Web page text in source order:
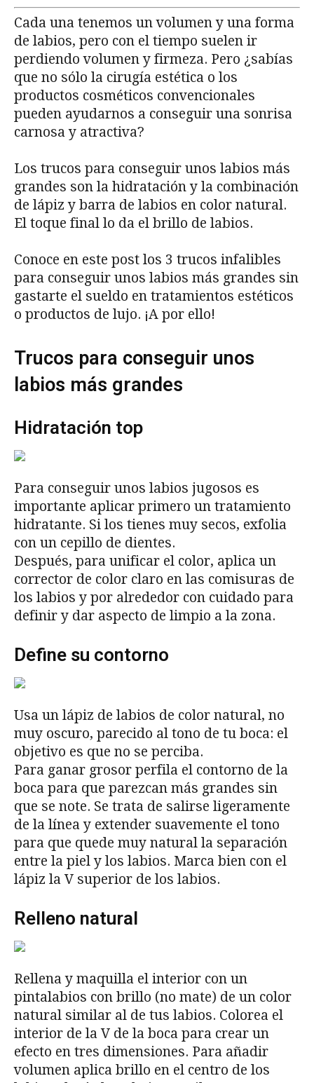
Cada una tenemos un volumen y una forma
de labios, pero con el tiempo suelen ir
perdiendo volumen y firmeza. Pero ¿sabías
que no sólo la cirugía estética o los
productos cosméticos convencionales
pueden ayudarnos a conseguir una sonrisa
carnosa y atractiva?
Los trucos para conseguir unos labios más
grandes son la hidratación y la combinación
de lápiz y barra de labios en color natural.
El toque final lo da el brillo de labios.
Conoce en este post los 3 trucos infalibles
para conseguir unos labios más grandes sin
gastarte el sueldo en tratamientos estéticos
o productos de lujo. ¡A por ello!
Trucos para conseguir unos
labios más grandes
Hidratación top
Para conseguir unos labios jugosos es
importante aplicar primero un tratamiento
hidratante. Si los tienes muy secos, exfolia
con un cepillo de dientes.
Después, para unificar el color, aplica un
corrector de color claro en las comisuras de
los labios y por alrededor con cuidado para
definir y dar aspecto de limpio a la zona.
Define su contorno
Usa un lápiz de labios de color natural, no
muy oscuro, parecido al tono de tu boca: el
objetivo es que no se perciba.
Para ganar grosor perfila el contorno de la
boca para que parezcan más grandes sin
que se note. Se trata de salirse ligeramente
de la línea y extender suavemente el tono
para que quede muy natural la separación
entre la piel y los labios. Marca bien con el
lápiz la V superior de los labios.
Relleno natural
Rellena y maquilla el interior con un
pintalabios con brillo (no mate) de un color
natural similar al de tus labios. Colorea el
interior de la V de la boca para crear un
efecto en tres dimensiones. Para añadir
volumen aplica brillo en el centro de los